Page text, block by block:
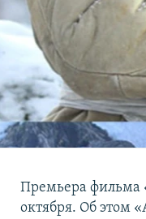
Премьера фильма
октября. Об этом